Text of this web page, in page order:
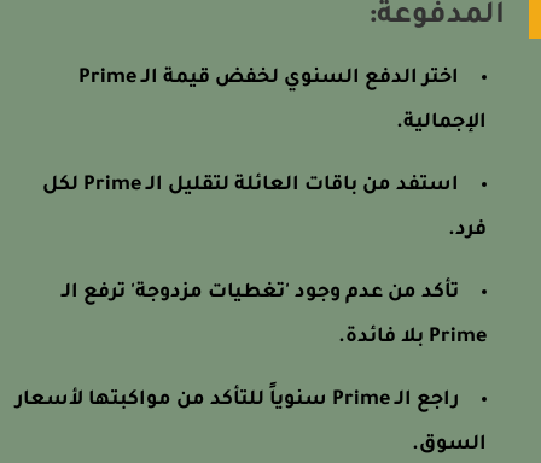
المدفوعة:
اختر الدفع السنوي لخفض قيمة الـ Prime
الإجمالية.
استفد من باقات العائلة لتقليل الـ Prime لكل
فرد.
تأكد من عدم وجود 'تغطيات مزدوجة' ترفع الـ
Prime بلا فائدة.
راجع الـ Prime سنوياً للتأكد من مواكبتها لأسعار
السوق.